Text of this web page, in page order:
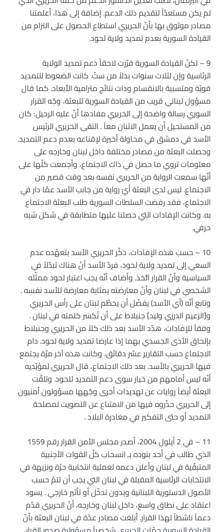
لم يكن مستعدّاً لتقديم ذلك الدعم. إضافة إلى هذا، أعلمتنا
مصادر موثوق بها بأنّ الحريري استطاع الحصول على التزام من
القيادة السورية بعدم تمديد ولاية لحود.
9 – لكنّ القيادة السورية قرّرت لاحقاً دعم تمديد الولاية
الرئاسية وإن لثلاث سنوات بدلاً من ستّ. كانت الضغوط للتمديد
قويّة ومتسببة بالانقسام وذات نتائج مترامية الأبعاد. كما قال
مسؤول لبناني قريب من القيادة السورية للبعثة، وجّه القرار
السوري رسالة واضحة إلى الحريري مفادها أنّ عليه الرحيل: كان
من المستحيل أن يعمل الاثنان معاً . التقى الحريري الرئيس
الأسد في دمشق في محاولة أخيرة لإقناعه بعدم دعم التمديد.
وحصلت البعثة من مصادر مختلفة داخل لبنان وخارجه على
معلومات تروي ما حصل في ذاك الاجتماع، وأجمعت كلّها على
أنّها سمعت الرواية من الحريري نفسه بعد وقت قصير من
الاجتماع. ليس لدى البعثة أيّ رواية من جانب الأسد عمّا دار في
الاجتماع، فقد رفضت السلطات السورية طلب البعثة الاجتماع
به. وكانت الإفادات التي حصلنا عليها متطابقة في شكل شبه
حرفي.
10 – حسب هذه الإفادات، ذكّر الحريري الأسد بتعهّده عدم
السعي إلى تمديد ولاية لحود، فردّ الأسد أنّ هناك تبدّلاً في
السياسية وأنّ القرار اتُّخذ. وأضاف أنّه يجب اعتبار لحود ممثّله
الشخصي في لبنان وأنّ معارضته بمثابة معارضة للأسد نفسه .
وتابع أنّه (أي الأسد) يفضّل أن يحطّم لبنان على رأس الحريري
و[الزعيم الدرزي وليد] جنبلاط على أن تُكسَر كلمته في لبنان .
وفقاً للإفادات، هدّد الأسد بعد ذلك كلاً من الحريري وجنبلاط
بإلحاق الأذى الجسدي بهما إذا عارضا تمديد ولاية لحود. دام
الاجتماع حسب التقارير عشر دقائق، وكانت هذه آخر مرّة يجتمع
فيها الحريري بالأسد. بعد ذلك الاجتماع، قال الحريري لمؤيّديه
أنّه ليس أمامهم من خيار سوى دعم التمديد للحود. وتلقّت
البعثة أيضاً روايات عن تهديدات أخرى وجّهها مسؤولون أمنيون
إلى الحريري حذّروه فيها من الامتناع عن التصويت لمصلحة
التمديد أو حتى التفكير في مغادرة البلاد .
11 – في 2 أيلول 2004، أصدر مجلس الأمن القرار رقم 1559
الذي طالب في أحد بنوده بـ انسحاب كلّ القوات الأجنبية
المتبقّية في لبنان وأعلن دعمه لعملية انتخابية حرّة ونزيهة في
الانتخابات الرئاسية المقبلة في لبنان التي يجب أن تتمّ حسب
الأصول الدستورية اللبنانية وبدون تدخّل أو تأثير خارجي . يسود
اعتقاد على نطاق واسع، داخل لبنان وخارجه، أنّ الحريري قدّم
دعماً ناشطاً لهذا القرار. أبلغت مصادر عدّة في لبنان البعثة بأنّ